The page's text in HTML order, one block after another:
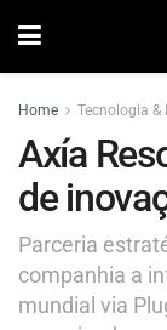
Home Tecnologia &
Axía
de
Parceria
companhia a
mundial via